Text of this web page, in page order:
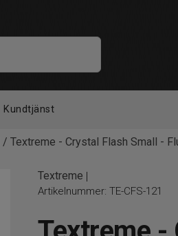
Kundtjänst
/ Textreme - Crystal Flash Small -
Textreme |
Artikelnummer: TE-CFS-121